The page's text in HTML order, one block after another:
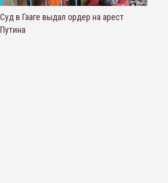
Суд в Гааге выдал ордер на арест
Путина